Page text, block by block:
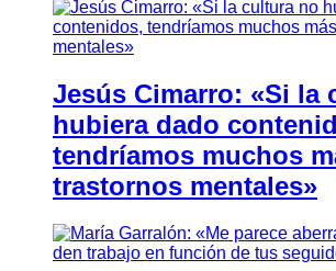
Jesús Cimarro: «Si la
hubiera dado
tendríamos muchos
trastornos mentales»